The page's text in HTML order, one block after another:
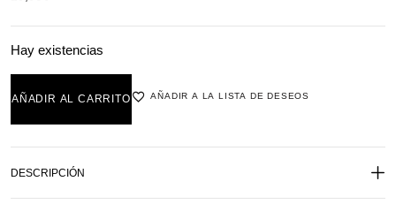
Hay existencias
AÑADIR AL CARRITO AÑADIR A LA LISTA DE DESEOS
DESCRIPCIÓN